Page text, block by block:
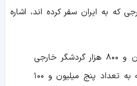
که به ایران سفر کرده اند، اشاره
در سال گذشته هفت میلیون و ۸۰۰ هزار گردشگر خارجی
وارد ایران شدند که با توجه به تعداد پنج میلیون و ۱۰۰